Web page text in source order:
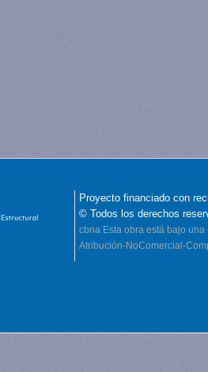
Proyecto financiado con
© Todos los derechos
cbna Esta obra está bajo
Atribución-NoComercial-